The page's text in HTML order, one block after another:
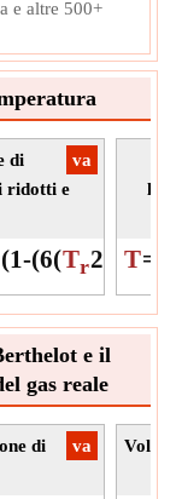
empirico
e altre 500+
​va
di
ridotti e
(1-(6(Tr2 ))
T=
e il
gas reale
​va
di